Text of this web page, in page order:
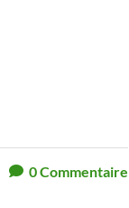
0Commentaire